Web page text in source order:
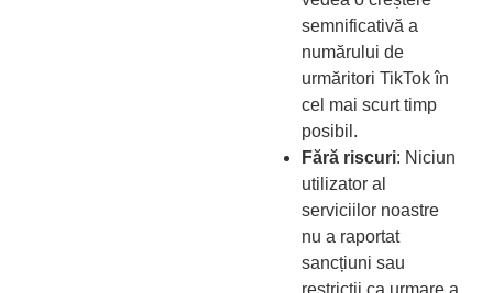
semnificativă a
numărului de
urmăritori TikTok în
cel mai scurt timp
posibil.
Fără riscuri: Niciun
utilizator al
serviciilor noastre
nu a raportat
sancțiuni sau
restricții ca urmare a